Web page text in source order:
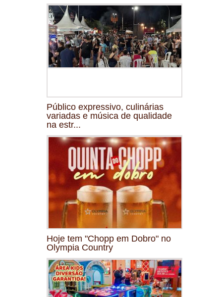
Público expressivo, culinárias
variadas e música de qualidade
na estr...
Hoje tem "Chopp em Dobro" no
Olympia Country